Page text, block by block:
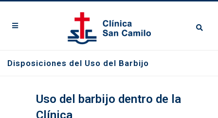
Disposiciones del Uso del Barbijo
Uso del barbijo dentro de la
Clínica